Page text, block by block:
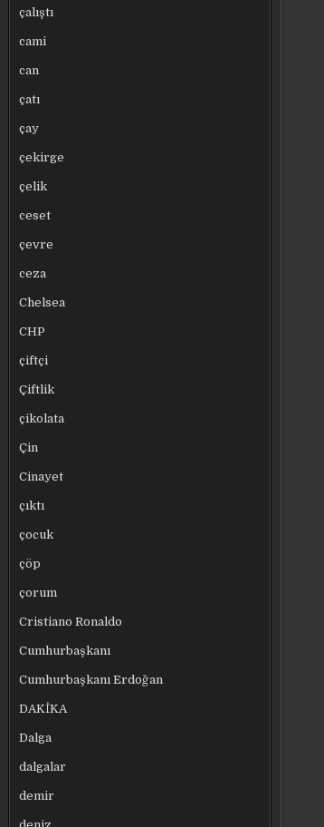
çalıştı
cami
can
çatı
çay
çekirge
çelik
ceset
çevre
ceza
Chelsea
CHP
çiftçi
Çiftlik
çikolata
Çin
Cinayet
çıktı
çocuk
çöp
çorum
Cristiano Ronaldo
Cumhurbaşkanı
Cumhurbaşkanı Erdoğan
DAKİKA
Dalga
dalgalar
demir